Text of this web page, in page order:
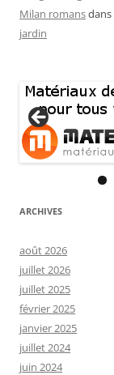
Milan romansdans
jardin
ARCHIVES
août 2026
juillet 2026
juillet 2025
février 2025
janvier 2025
juillet 2024
juin 2024